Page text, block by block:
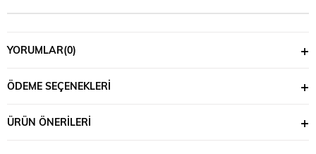
YORUMLAR(0)
ÖDEME SEÇENEKLERI
ÜRÜN ÖNERILERI